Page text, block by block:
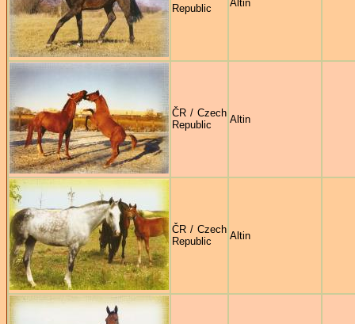
Republic
Altin
ČR / Czech
Republic
Altin
ČR / Czech
Republic
Altin